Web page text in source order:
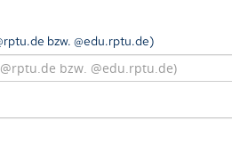
bzw. @edu.rptu.de)